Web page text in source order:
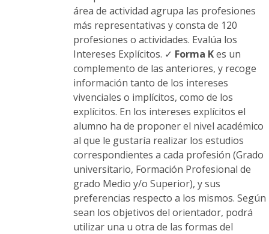
área de actividad agrupa las profesiones
más representativas y consta de 120
profesiones o actividades. Evalúa los
Intereses Explícitos. ✓ Forma Kes un
complemento de las anteriores, y recoge
información tanto de los intereses
vivenciales o implícitos, como de los
explícitos. En los intereses explícitos el
alumno ha de proponer el nivel académico
al que le gustaría realizar los estudios
correspondientes a cada profesión (Grado
universitario, Formación Profesional de
grado Medio y/o Superior), y sus
preferencias respecto a los mismos. Según
sean los objetivos del orientador, podrá
utilizar una u otra de las formas del